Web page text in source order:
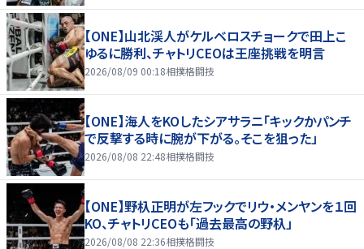
【ONE】山北渓人がケルベロスチョークで田上こ
ゆるに勝利、チャトリCEOは王座挑戦を明言
2026/08/09 00:18相撲格闘技
【ONE】海人をKOしたシアサラニ「キックかパンチ
で反撃する時に腕が下がる。そこを狙った」
2026/08/08 22:48相撲格闘技
【ONE】野杁正明が左フックでリウ・メンヤンを１回
KO、チャトリCEOも「過去最高の野杁」
2026/08/08 22:36相撲格闘技